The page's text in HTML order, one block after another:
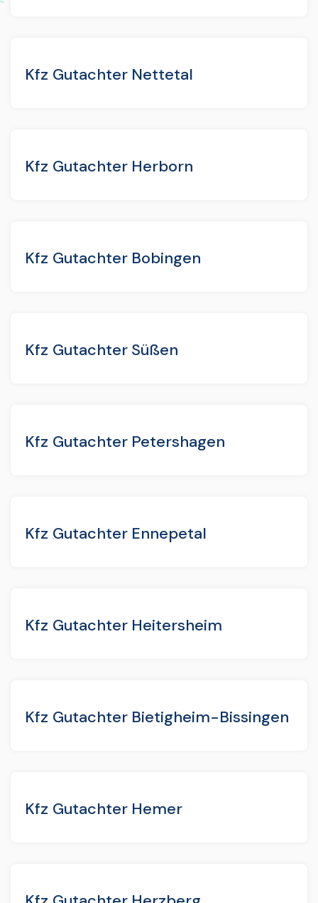
Kfz Gutachter Nettetal
Kfz Gutachter Herborn
Kfz Gutachter Bobingen
Kfz Gutachter Süßen
Kfz Gutachter Petershagen
Kfz Gutachter Ennepetal
Kfz Gutachter Heitersheim
Kfz Gutachter Bietigheim-Bissingen
Kfz Gutachter Hemer